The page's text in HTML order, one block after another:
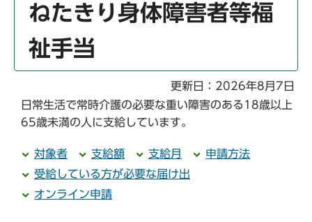
か
ねたきり身体障害者等福
祉手当
更新日：2026年8月7日
日常生活で常時介護の必要な重い障害のある18歳以上
65歳未満の人に支給しています。
対象者 支給額 支給月
申請方法
受給している方が必要な届け出
オンライン申請